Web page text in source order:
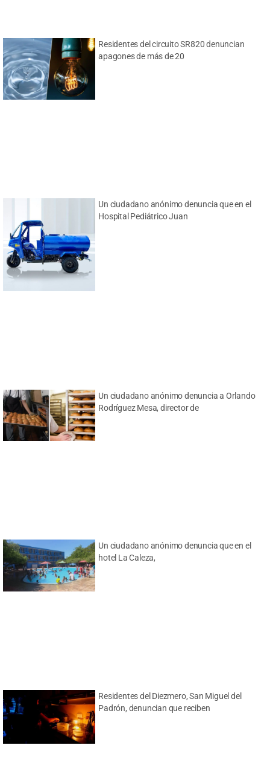
Residentes del circuito SR820 denuncian
apagones de más de 20
Un ciudadano anónimo denuncia que en el
Hospital Pediátrico Juan
Un ciudadano anónimo denuncia a Orlando
Rodríguez Mesa, director de
Un ciudadano anónimo denuncia que en el
hotel La Caleza,
Residentes del Diezmero, San Miguel del
Padrón, denuncian que reciben